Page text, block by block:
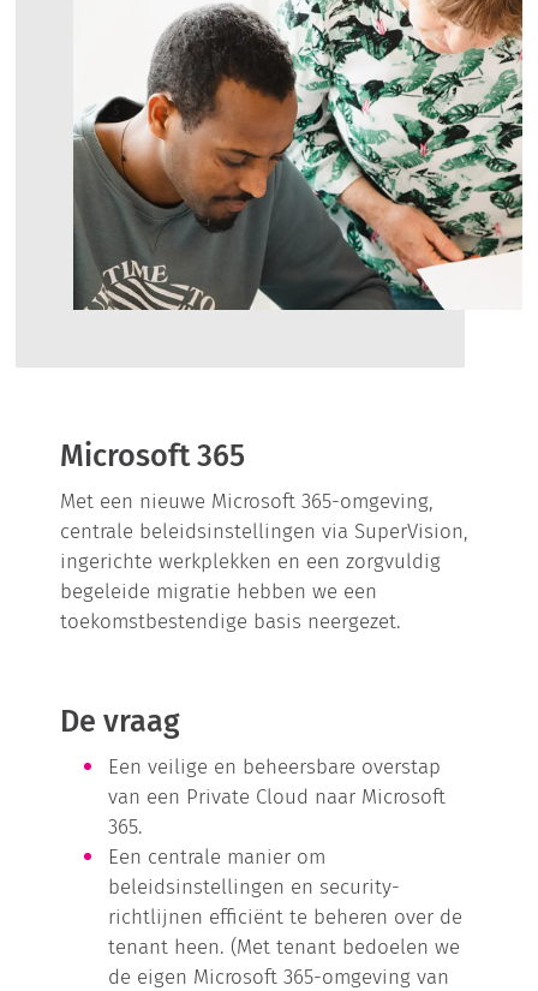
Microsoft 365
Met een nieuwe Microsoft 365-omgeving,
centrale beleidsinstellingen via SuperVision,
ingerichte werkplekken en een zorgvuldig
begeleide migratie hebben we een
toekomstbestendige basis neergezet.
De vraag
Een veilige en beheersbare overstap
van een Private Cloud naar Microsoft
365.
Een centrale manier om
beleidsinstellingen en security-
richtlijnen efficiënt te beheren over de
tenant heen. (Met tenant bedoelen we
de eigen Microsoft 365-omgeving van